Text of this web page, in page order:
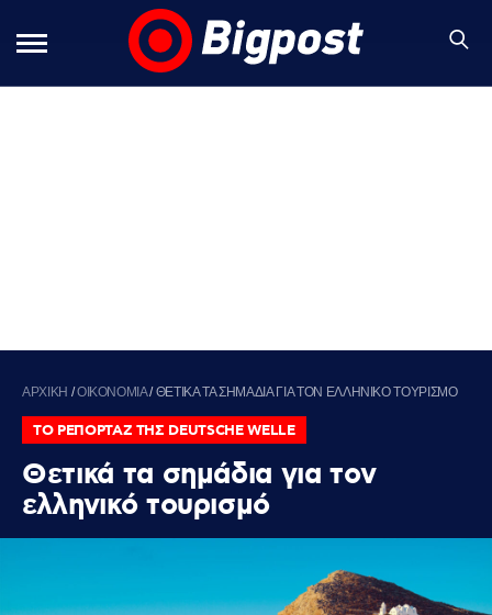
ΑΡΧΙΚΗ /ΟΙΚΟΝΟΜΙΑ/ΘΕΤΙΚΑ ΤΑ ΣΗΜΑΔΙΑ ΓΙΑ ΤΟΝ ΕΛΛΗΝΙΚΟ ΤΟΥΡΙΣΜΟ
ΤΟ ΡΕΠΟΡΤΑΖ ΤΗΣ DEUTSCHE WELLE
Θετικά τα σημάδια για τον
ελληνικό τουρισμό